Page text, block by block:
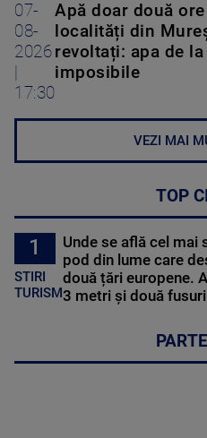
07-
08-
2026
17:30
Apă doar două
localități din
revoltați: apa de
imposibile
VEZI MAI
TOP
1
STIRI
TURISM
Unde se află cel mai
pod din lume care
două țări europene.
3 metri și două